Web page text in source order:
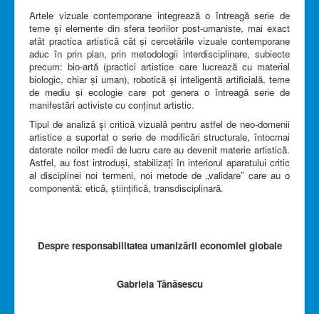
Artele vizuale contemporane integrează o întreagă serie de
teme și elemente din sfera teoriilor post-umaniste, mai exact
atât practica artistică cât și cercetările vizuale contemporane
aduc în prin plan, prin metodologii interdisciplinare, subiecte
precum: bio-artă (practici artistice care lucrează cu material
biologic, chiar și uman), robotică și inteligentă artificială, teme
de mediu și ecologie care pot genera o întreagă serie de
manifestări activiste cu conținut artistic.
Tipul de analiză și critică vizuală pentru astfel de neo-domenii
artistice a suportat o serie de modificări structurale, întocmai
datorate noilor medii de lucru care au devenit materie artistică.
Astfel, au fost introduși, stabilizați în interiorul aparatului critic
al disciplinei noi termeni, noi metode de „validare” care au o
componentă: etică, științifică, transdisciplinară.
Despre responsabilitatea umanizării economiei globale
Gabriela Tănăsescu